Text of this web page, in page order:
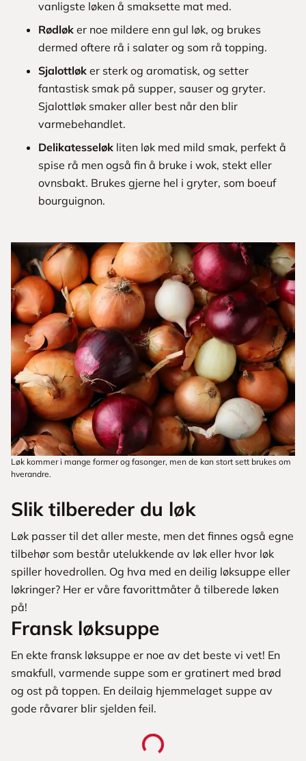
vanligste løken å smaksette mat med.
Rødløk er noe mildere enn gul løk, og brukes
dermed oftere rå i salater og som rå topping.
Sjalottløk er sterk og aromatisk, og setter
fantastisk smak på supper, sauser og gryter.
Sjalottløk smaker aller best når den blir
varmebehandlet.
Delikatesseløk liten løk med mild smak, perfekt å
spise rå men også fin å bruke i wok, stekt eller
ovnsbakt. Brukes gjerne hel i gryter, som boeuf
bourguignon.
Løk kommer i mange former og fasonger, men de kan stort sett brukes om
hverandre.
Slik tilbereder du løk
Løk passer til det aller meste, men det finnes også egne
tilbehør som består utelukkende av løk eller hvor løk
spiller hovedrollen. Og hva med en deilig løksuppe eller
løkringer? Her er våre favorittmåter å tilberede løken
på!
Fransk løksuppe
En ekte fransk løksuppe er noe av det beste vi vet! En
smakfull, varmende suppe som er gratinert med brød
og ost på toppen. En deilaig hjemmelaget suppe av
gode råvarer blir sjelden feil.